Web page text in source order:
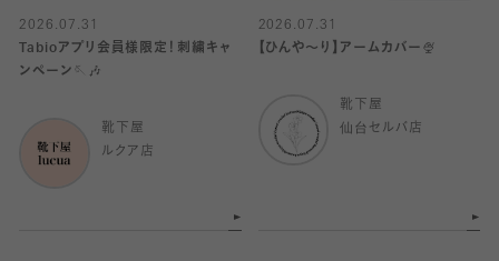
2026.07.31
Tabioアプリ会員様限定！刺繍キャ
ンペーン🪡🎶
靴下屋
ルクア店
2026.07.31
【ひんや〜り】アームカバー🍨
靴下屋
仙台セルバ店